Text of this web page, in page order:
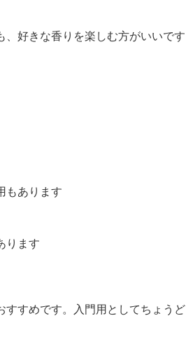
好きな香りを楽しむ方がいいです
もあります
ります
すめです。入門用としてちょうど